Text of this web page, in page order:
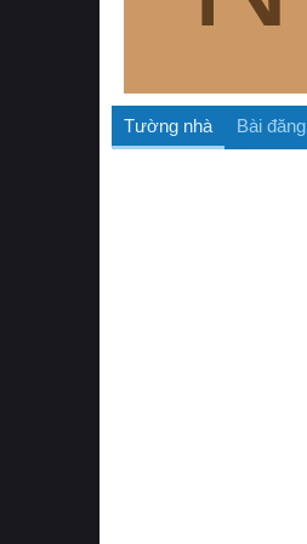
Tường nhà Bài đăng